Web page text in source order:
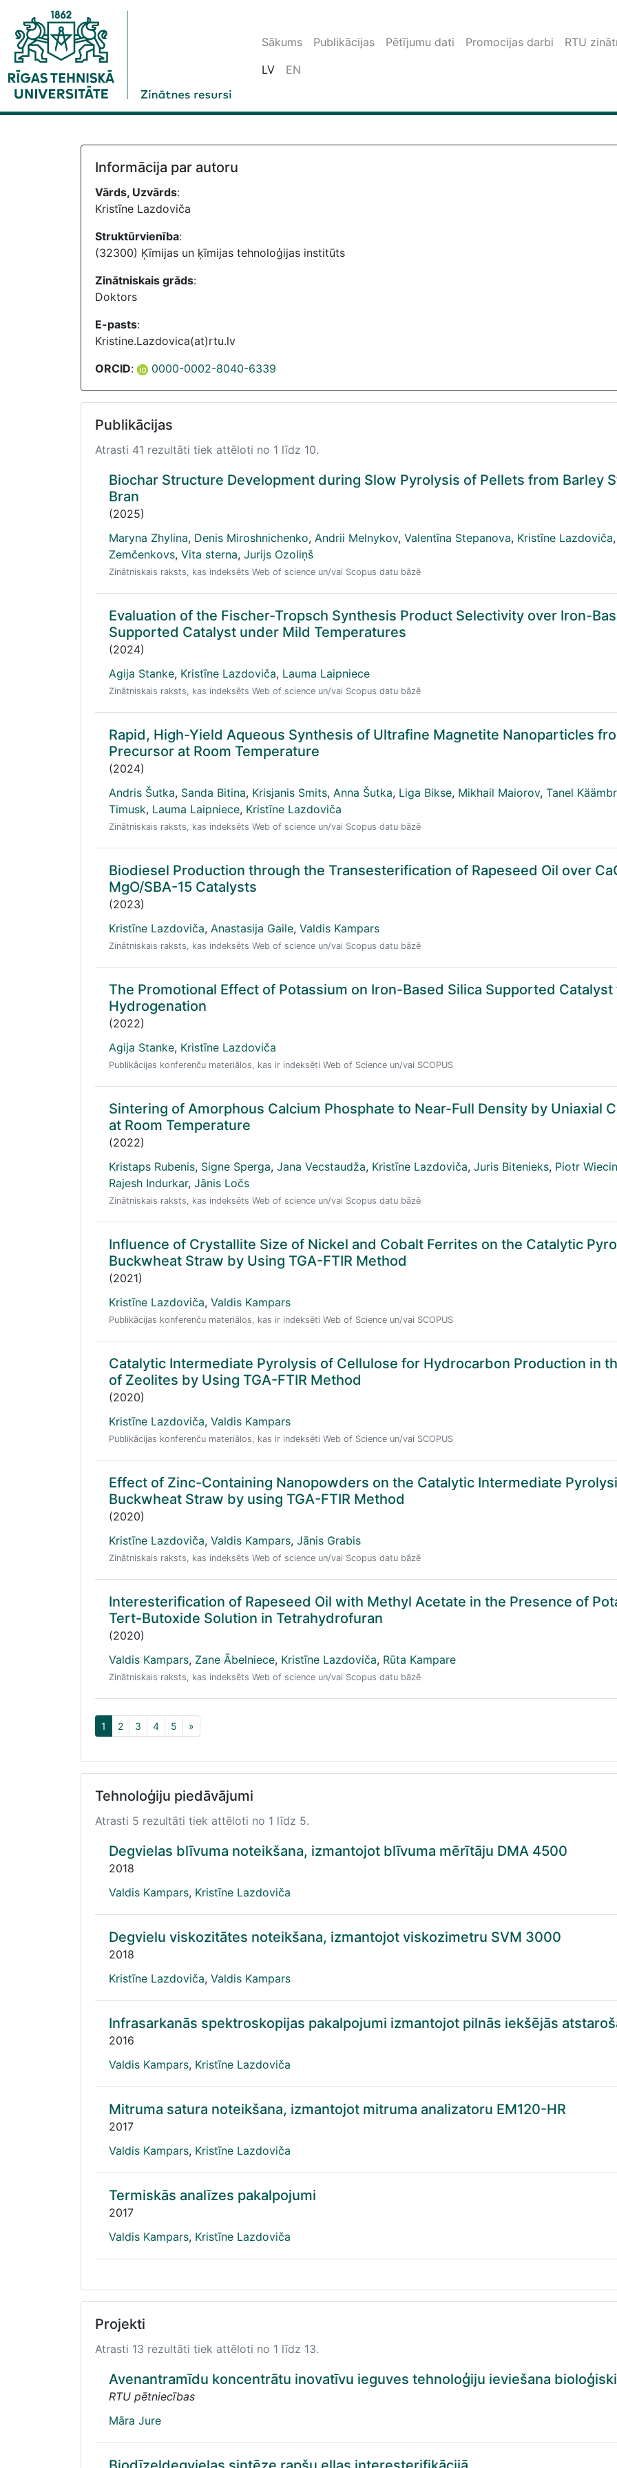
Sākums Publikācijas Pētījumu dati Promocijas darbi RTU
LV
EN
Informācija par autoru
Vārds, Uzvārds:
Kristīne Lazdoviča
Struktūrvienība:
(32300) Ķīmijas un ķīmijas tehnoloģijas institūts
Zinātniskais grāds:
Doktors
E-pasts:
Kristine.Lazdovica(at)rtu.lv
ORCID: 0000-0002-8040-6339
Publikācijas
Atrasti 41 rezultāti tiek attēloti no 1 līdz 10.
Biochar Structure Development during Slow Pyrolysis of Pellets from Barley
Bran
(2025)
Maryna Zhylina, Denis Miroshnichenko, Andrii Melnykov, Valentīna Stepanova, Kristīne Lazdoviča,
Zemčenkovs, Vita sterna, Jurijs Ozoliņš
Zinātniskais raksts, kas indeksēts Web of science un/vai Scopus datu bāzē
Evaluation of the Fischer-Tropsch Synthesis Product Selectivity over Iron-
Supported Catalyst under Mild Temperatures
(2024)
Agija Stanke, Kristīne Lazdoviča, Lauma Laipniece
Zinātniskais raksts, kas indeksēts Web of science un/vai Scopus datu bāzē
Rapid, High-Yield Aqueous Synthesis of Ultrafine Magnetite Nanoparticles
Precursor at Room Temperature
(2024)
Andris Šutka, Sanda Bitina, Krisjanis Smits, Anna Šutka, Liga Bikse, Mikhail Maiorov, Tanel
Timusk, Lauma Laipniece, Kristīne Lazdoviča
Zinātniskais raksts, kas indeksēts Web of science un/vai Scopus datu bāzē
Biodiesel Production through the Transesterification of Rapeseed Oil over
MgO/SBA-15 Catalysts
(2023)
Kristīne Lazdoviča, Anastasija Gaile, Valdis Kampars
Zinātniskais raksts, kas indeksēts Web of science un/vai Scopus datu bāzē
The Promotional Effect of Potassium on Iron-Based Silica Supported Catalyst
Hydrogenation
(2022)
Agija Stanke, Kristīne Lazdoviča
Publikācijas konferenču materiālos, kas ir indeksēti Web of Science un/vai SCOPUS
Sintering of Amorphous Calcium Phosphate to Near-Full Density by Uniaxial
at Room Temperature
(2022)
Kristaps Rubenis, Signe Sperga, Jana Vecstaudža, Kristīne Lazdoviča, Juris Bitenieks, Piotr
Rajesh Indurkar, Jānis Ločs
Zinātniskais raksts, kas indeksēts Web of science un/vai Scopus datu bāzē
Influence of Crystallite Size of Nickel and Cobalt Ferrites on the Catalytic
Buckwheat Straw by Using TGA-FTIR Method
(2021)
Kristīne Lazdoviča, Valdis Kampars
Publikācijas konferenču materiālos, kas ir indeksēti Web of Science un/vai SCOPUS
Catalytic Intermediate Pyrolysis of Cellulose for Hydrocarbon Production in
of Zeolites by Using TGA-FTIR Method
(2020)
Kristīne Lazdoviča, Valdis Kampars
Publikācijas konferenču materiālos, kas ir indeksēti Web of Science un/vai SCOPUS
Effect of Zinc-Containing Nanopowders on the Catalytic Intermediate
Buckwheat Straw by using TGA-FTIR Method
(2020)
Kristīne Lazdoviča, Valdis Kampars, Jānis Grabis
Zinātniskais raksts, kas indeksēts Web of science un/vai Scopus datu bāzē
Interesterification of Rapeseed Oil with Methyl Acetate in the Presence of
Tert-Butoxide Solution in Tetrahydrofuran
(2020)
Valdis Kampars, Zane Ābelniece, Kristīne Lazdoviča, Rūta Kampare
Zinātniskais raksts, kas indeksēts Web of science un/vai Scopus datu bāzē
1 2 3 4 5 »
Tehnoloģiju piedāvājumi
Atrasti 5 rezultāti tiek attēloti no 1 līdz 5.
Degvielas blīvuma noteikšana, izmantojot blīvuma mērītāju DMA 4500
2018
Valdis Kampars, Kristīne Lazdoviča
Degvielu viskozitātes noteikšana, izmantojot viskozimetru SVM 3000
2018
Kristīne Lazdoviča, Valdis Kampars
Infrasarkanās spektroskopijas pakalpojumi izmantojot pilnās iekšējās
2016
Valdis Kampars, Kristīne Lazdoviča
Mitruma satura noteikšana, izmantojot mitruma analizatoru EM120-HR
2017
Valdis Kampars, Kristīne Lazdoviča
Termiskās analīzes pakalpojumi
2017
Valdis Kampars, Kristīne Lazdoviča
Projekti
Atrasti 13 rezultāti tiek attēloti no 1 līdz 13.
Avenantramīdu koncentrātu inovatīvu ieguves tehnoloģiju ieviešana
RTU pētniecības
Māra Jure